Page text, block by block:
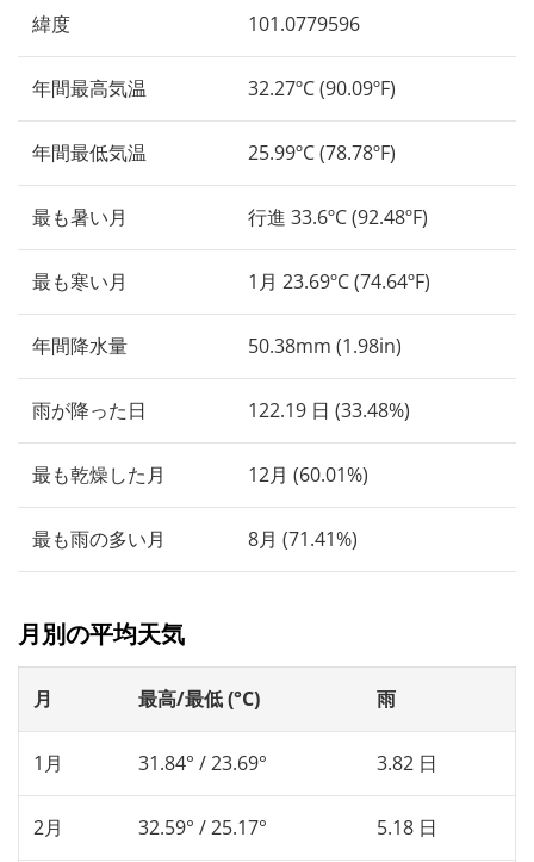
緯度 101.0779596
年間最高気温 32.27ºC (90.09ºF)
年間最低気温 25.99ºC (78.78ºF)
最も暑い月 行進 33.6ºC (92.48ºF)
最も寒い月 1月 23.69ºC (74.64ºF)
年間降水量 50.38mm (1.98in)
雨が降った日 122.19 日 (33.48%)
最も乾燥した月 12月 (60.01%)
最も雨の多い月 8月 (71.41%)
月別の平均天気
月 最高/最低 (°C) 雨
1月 31.84° / 23.69° 3.82 日
2月 32.59° / 25.17° 5.18 日